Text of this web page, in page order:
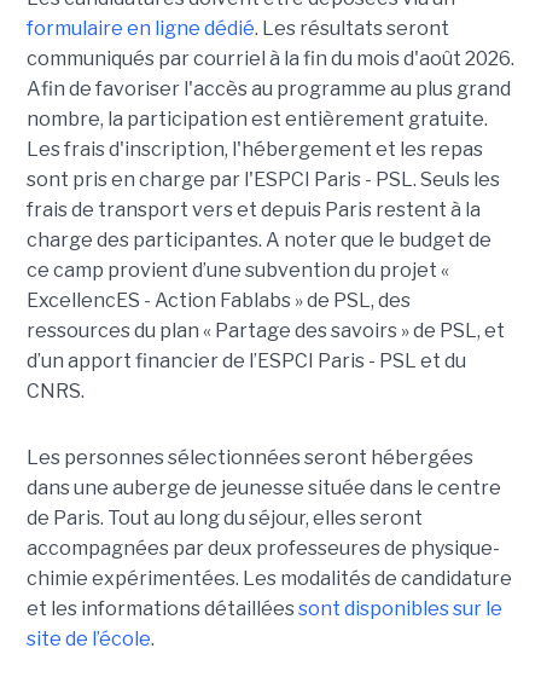
formulaire en ligne dédié. Les résultats seront
communiqués par courriel à la fin du mois d'août 2026.
Afin de favoriser l'accès au programme au plus grand
nombre, la participation est entièrement gratuite.
Les frais d'inscription, l'hébergement et les repas
sont pris en charge par l'ESPCI Paris - PSL. Seuls les
frais de transport vers et depuis Paris restent à la
charge des participantes. A noter que le budget de
ce camp provient d’une subvention du projet «
ExcellencES - Action Fablabs » de PSL, des
ressources du plan « Partage des savoirs » de PSL, et
d’un apport financier de l’ESPCI Paris - PSL et du
CNRS.
Les personnes sélectionnées seront hébergées
dans une auberge de jeunesse située dans le centre
de Paris. Tout au long du séjour, elles seront
accompagnées par deux professeures de physique-
chimie expérimentées. Les modalités de candidature
et les informations détailléessont disponibles sur le
site de l’école.